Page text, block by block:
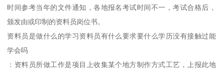
时间参考当年的文件通知，各地报名考试时间不一，考试合格后，
颁发由或印制的资料员岗位书。
资料员是做什么的学习资料员有什么要求要什么学历没有接触过能
学会吗
：资料员所做工作是项目上收集某个地方制作方式工艺，上报此地